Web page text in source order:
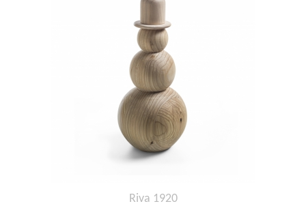
Riva 1920